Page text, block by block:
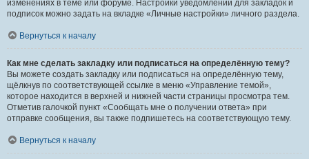
изменениях в теме или форуме. Настройки уведомлений для закладок и
подписок можно задать на вкладке «Личные настройки» личного раздела.
Вернуться к началу
Как мне сделать закладку или подписаться на определённую тему?
Вы можете создать закладку или подписаться на определённую тему,
щёлкнув по соответствующей ссылке в меню «Управление темой»,
которое находится в верхней и нижней части страницы просмотра тем.
Отметив галочкой пункт «Сообщать мне о получении ответа» при
отправке сообщения, вы также подпишетесь на соответствующую тему.
Вернуться к началу